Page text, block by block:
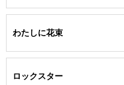
わたしに花束
ロックスター